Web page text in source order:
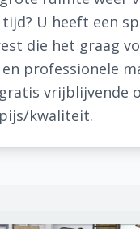
U heeft een
die het graag
professionele
vrijblijvende
kwaliteit.